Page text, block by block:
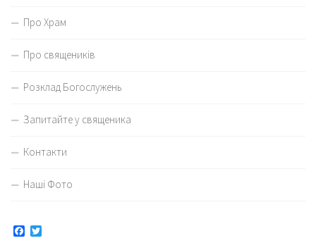
Про Храм
Про священиків
Розклад Богослужень
Запитайте у священика
Контакти
Наші Фото
Facebook